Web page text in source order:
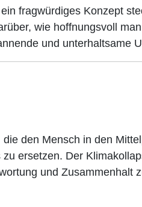
fragwürdiges Konzept
wie hoffnungsvoll
und unterhaltsame
den Mensch in den
ersetzen. Der
und Zusammenhalt